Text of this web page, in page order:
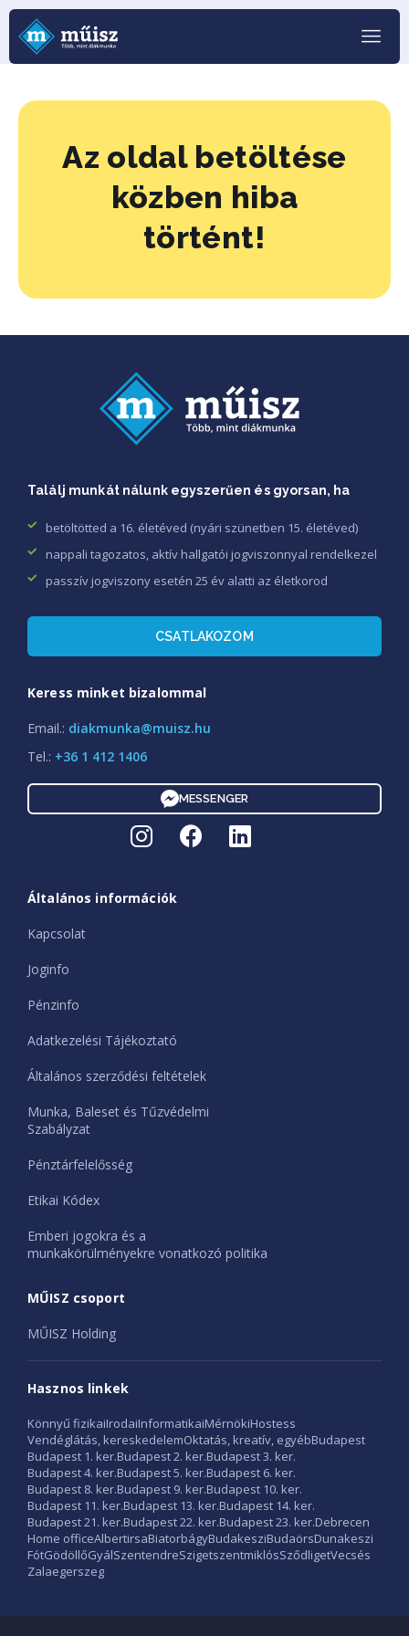
Az oldal betöltése
közben hiba
történt!
Találj munkát nálunk egyszerűen és gyorsan, ha
betöltötted a 16. életéved (nyári szünetben 15. életéved)
nappali tagozatos, aktív hallgatói jogviszonnyal rendelkezel
passzív jogviszony esetén 25 év alatti az életkorod
CSATLAKOZOM
Keress minket bizalommal
Email.: diakmunka@muisz.hu
Tel.: +36 1 412 1406
MESSENGER
Általános információk
Kapcsolat
Joginfo
Pénzinfo
Adatkezelési Tájékoztató
Általános szerződési feltételek
Munka, Baleset és Tűzvédelmi
Szabályzat
Pénztárfelelősség
Etikai Kódex
Emberi jogokra és a
munkakörülményekre vonatkozó politika
MŰISZ csoport
MŰISZ Holding
Hasznos linkek
Könnyű fizikaiIrodaiInformatikaiMérnökiHostess
Vendéglátás, kereskedelemOktatás, kreatív, egyébBudapest
Budapest 1. ker.Budapest 2. ker.Budapest 3. ker.
Budapest 4. ker.Budapest 5. ker.Budapest 6. ker.
Budapest 8. ker.Budapest 9. ker.Budapest 10. ker.
Budapest 11. ker.Budapest 13. ker.Budapest 14. ker.
Budapest 21. ker.Budapest 22. ker.Budapest 23. ker.Debrecen
Home officeAlbertirsaBiatorbágyBudakesziBudaörsDunakeszi
FótGödöllőGyálSzentendreSzigetszentmiklósSződligetVecsés
Zalaegerszeg